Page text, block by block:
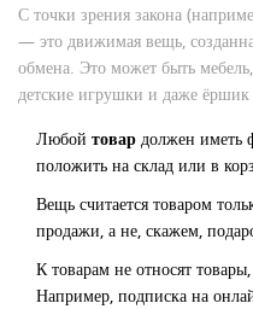
С точки зрения закона
— это движимая вещь,
обмена. Это может быть
детские игрушки и даже ёршик
Любой товар должен иметь
положить на склад или в
Вещь считается товаром
продажи, а не, скажем,
К товарам не относят
Например, подписка на